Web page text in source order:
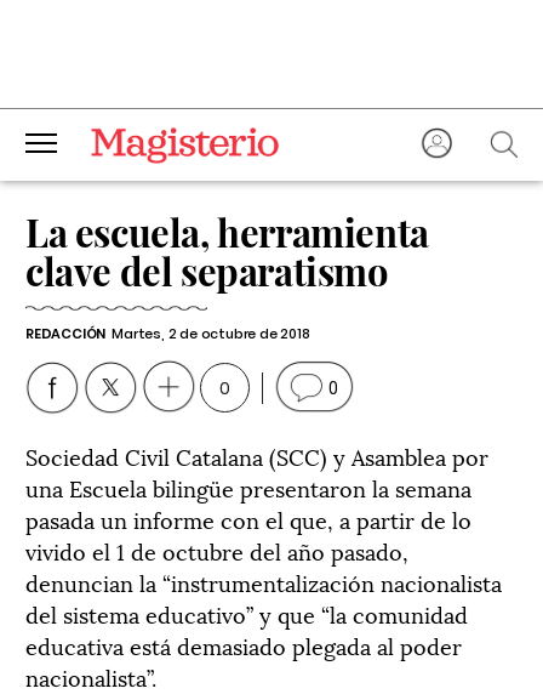
La escuela, herramienta
clave del separatismo
REDACCIÓN Martes, 2 de octubre de 2018
0 0
Sociedad Civil Catalana (SCC) y Asamblea por
una Escuela bilingüe presentaron la semana
pasada un informe con el que, a partir de lo
vivido el 1 de octubre del año pasado,
denuncian la “instrumentalización nacionalista
del sistema educativo” y que “la comunidad
educativa está demasiado plegada al poder
nacionalista”.